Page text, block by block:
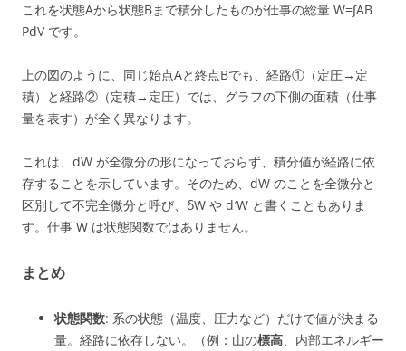
これを状態Aから状態Bまで積分したものが仕事の総量 W=∫AB​
PdV です。
上の図のように、同じ始点Aと終点Bでも、経路①（定圧→定
積）と経路②（定積→定圧）では、グラフの下側の面積（仕事
量を表す）が全く異なります。
これは、dW が全微分の形になっておらず、積分値が経路に依
存することを示しています。そのため、dW のことを全微分と
区別して不完全微分と呼び、δW や d′W と書くこともありま
す。仕事 W は状態関数ではありません。
まとめ
状態関数: 系の状態（温度、圧力など）だけで値が決まる
量。経路に依存しない。（例：山の標高、内部エネルギー